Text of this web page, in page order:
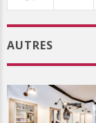
AUTRES